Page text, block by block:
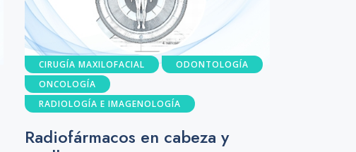
CIRUGÍA MAXILOFACIAL
ODONTOLOGÍA
ONCOLOGÍA
RADIOLOGÍA E IMAGENOLOGÍA
Radiofármacos en cabeza y